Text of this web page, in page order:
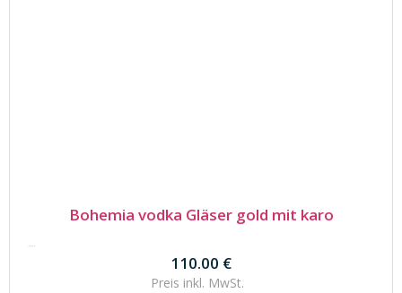
Bohemia vodka Gläser gold mit karo
110.00 €
110.00 €
Preis inkl. MwSt.